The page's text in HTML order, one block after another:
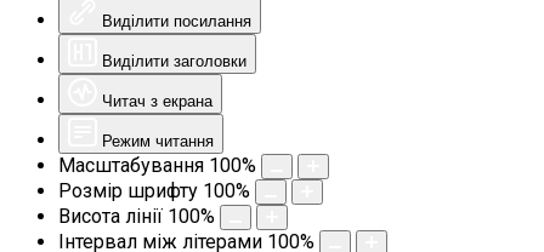
Виділити посилання
Виділити заголовки
Читач з екрана
Режим читання
Масштабування 100%
Розмір шрифту 100%
Висота лінії 100%
Інтервал між літерами 100%